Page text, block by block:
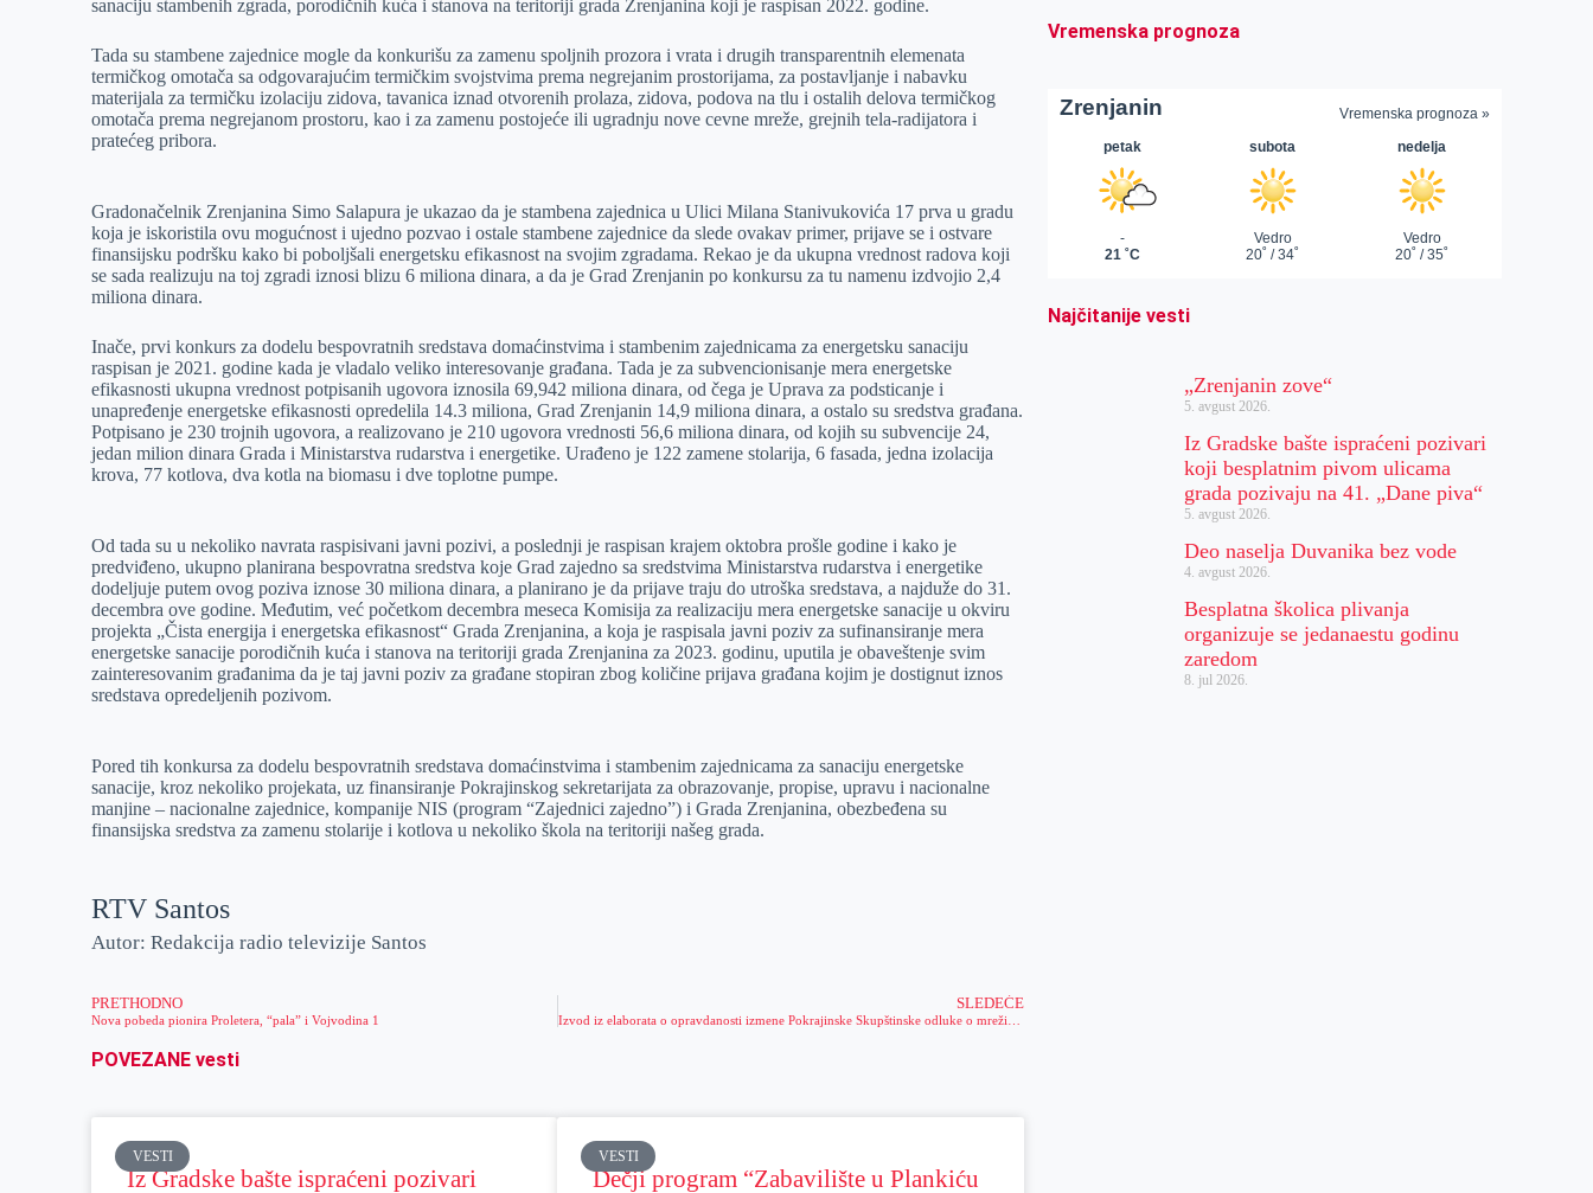
p
sanaciju stambenih zgrada, porodičnih kuća i stanova na teritoriji grada Zrenjanina koji je raspisan 2022. godine.
Tada su stambene zajednice mogle da konkurišu za zamenu spoljnih prozora i vrata i drugih transparentnih elemenata
termičkog omotača sa odgovarajućim termičkim svojstvima prema negrejanim prostorijama, za postavljanje i nabavku
materijala za termičku izolaciju zidova, tavanica iznad otvorenih prolaza, zidova, podova na tlu i ostalih delova termičkog
omotača prema negrejanom prostoru, kao i za zamenu postojeće ili ugradnju nove cevne mreže, grejnih tela-radijatora i
pratećeg pribora.
Gradonačelnik Zrenjanina Simo Salapura je ukazao da je stambena zajednica u Ulici Milana Stanivukovića 17 prva u gradu
koja je iskoristila ovu mogućnost i ujedno pozvao i ostale stambene zajednice da slede ovakav primer, prijave se i ostvare
finansijsku podršku kako bi poboljšali energetsku efikasnost na svojim zgradama. Rekao je da ukupna vrednost radova koji
se sada realizuju na toj zgradi iznosi blizu 6 miliona dinara, a da je Grad Zrenjanin po konkursu za tu namenu izdvojio 2,4
miliona dinara.
Inače, prvi konkurs za dodelu bespovratnih sredstava domaćinstvima i stambenim zajednicama za energetsku sanaciju
raspisan je 2021. godine kada je vladalo veliko interesovanje građana. Tada je za subvencionisanje mera energetske
efikasnosti ukupna vrednost potpisanih ugovora iznosila 69,942 miliona dinara, od čega je Uprava za podsticanje i
unapređenje energetske efikasnosti opredelila 14.3 miliona, Grad Zrenjanin 14,9 miliona dinara, a ostalo su sredstva građana.
Potpisano je 230 trojnih ugovora, a realizovano je 210 ugovora vrednosti 56,6 miliona dinara, od kojih su subvencije 24,
jedan milion dinara Grada i Ministarstva rudarstva i energetike. Urađeno je 122 zamene stolarija, 6 fasada, jedna izolacija
krova, 77 kotlova, dva kotla na biomasu i dve toplotne pumpe.
Od tada su u nekoliko navrata raspisivani javni pozivi, a poslednji je raspisan krajem oktobra prošle godine i kako je
predviđeno, ukupno planirana bespovratna sredstva koje Grad zajedno sa sredstvima Ministarstva rudarstva i energetike
dodeljuje putem ovog poziva iznose 30 miliona dinara, a planirano je da prijave traju do utroška sredstava, a najduže do 31.
decembra ove godine. Međutim, već početkom decembra meseca Komisija za realizaciju mera energetske sanacije u okviru
projekta „Čista energija i energetska efikasnost“ Grada Zrenjanina, a koja je raspisala javni poziv za sufinansiranje mera
energetske sanacije porodičnih kuća i stanova na teritoriji grada Zrenjanina za 2023. godinu, uputila je obaveštenje svim
zainteresovanim građanima da je taj javni poziv za građane stopiran zbog količine prijava građana kojim je dostignut iznos
sredstava opredeljenih pozivom.
Pored tih konkursa za dodelu bespovratnih sredstava domaćinstvima i stambenim zajednicama za sanaciju energetske
sanacije, kroz nekoliko projekata, uz finansiranje Pokrajinskog sekretarijata za obrazovanje, propise, upravu i nacionalne
manjine – nacionalne zajednice, kompanije NIS (program “Zajednici zajedno”) i Grada Zrenjanina, obezbeđena su
finansijska sredstva za zamenu stolarije i kotlova u nekoliko škola na teritoriji našeg grada.
RTV Santos
Autor: Redakcija radio televizije Santos
PRETHODNO
Nova pobeda pionira Proletera, “pala” i Vojvodina 1
SLEDEĆE
POVEZANE vesti
VESTI
Iz Gradske bašte ispraćeni pozivari
VESTI
Dečji program “Zabavilište u Plankiću
Vremenska prognoza
Najčitanije vesti
„Zrenjanin zove“
5. avgust 2026.
Iz Gradske bašte ispraćeni pozivari
koji besplatnim pivom ulicama
grada pozivaju na 41. „Dane piva“
5. avgust 2026.
Deo naselja Duvanika bez vode
4. avgust 2026.
Besplatna školica plivanja
organizuje se jedanaestu godinu
zaredom
8. jul 2026.